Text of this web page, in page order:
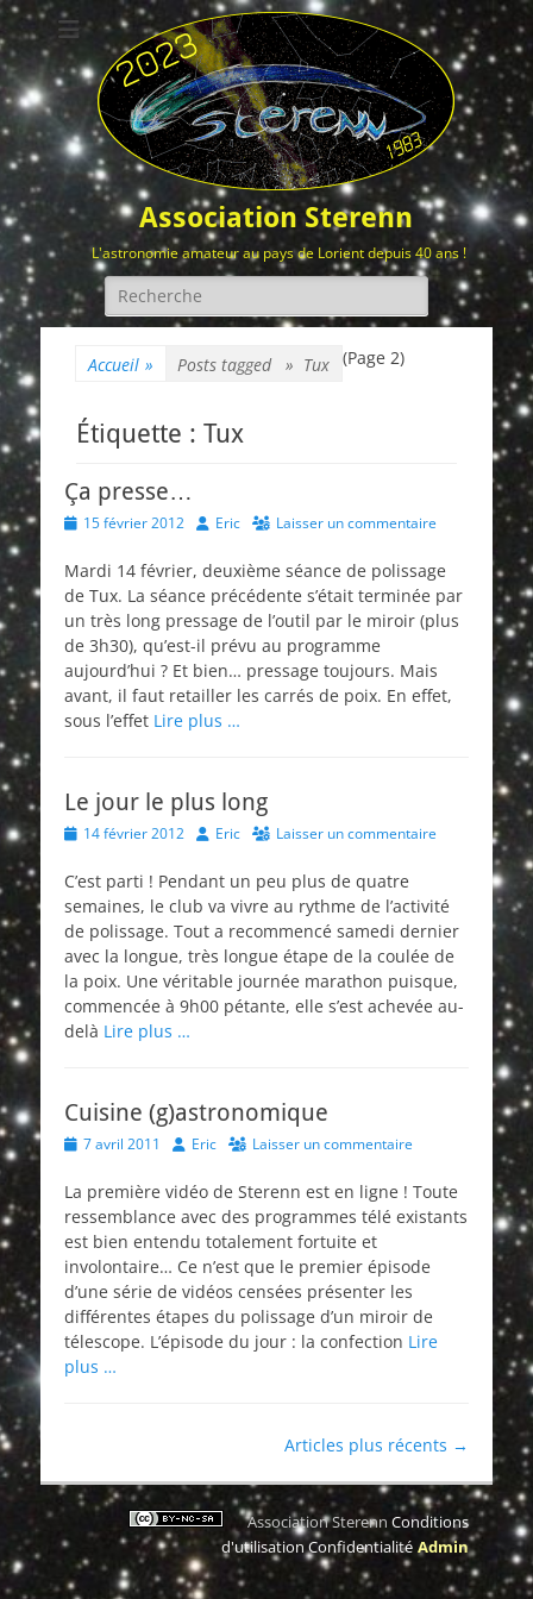
Association Sterenn
L'astronomie amateur au pays de Lorient depuis 40 ans !
Rechercher :
Accueil » Posts tagged » Tux (Page 2)
Étiquette : Tux
Ça presse…
Posted15 février 2012 Author
Eric Laisser un commentaire
Mardi 14 février, deuxième séance de polissage
de Tux. La séance précédente s’était terminée par
un très long pressage de l’outil par le miroir (plus
de 3h30), qu’est-il prévu au programme
aujourd’hui ? Et bien… pressage toujours. Mais
avant, il faut retailler les carrés de poix. En effet,
sous l’effet Lire plus …
Le jour le plus long
Posted14 février 2012 Author
Eric Laisser un commentaire
C’est parti ! Pendant un peu plus de quatre
semaines, le club va vivre au rythme de l’activité
de polissage. Tout a recommencé samedi dernier
avec la longue, très longue étape de la coulée de
la poix. Une véritable journée marathon puisque,
commencée à 9h00 pétante, elle s’est achevée au-
delà Lire plus …
Cuisine (g)astronomique
Posted
7 avril 2011 Author
Eric Laisser un commentaire
La première vidéo de Sterenn est en ligne ! Toute
ressemblance avec des programmes télé existants
est bien entendu totalement fortuite et
involontaire… Ce n’est que le premier épisode
d’une série de vidéos censées présenter les
différentes étapes du polissage d’un miroir de
télescope. L’épisode du jour : la confection Lire
plus …
articles
Articles plus récents →
Association Sterenn Conditions
d'utilisationConfidentialité Admin